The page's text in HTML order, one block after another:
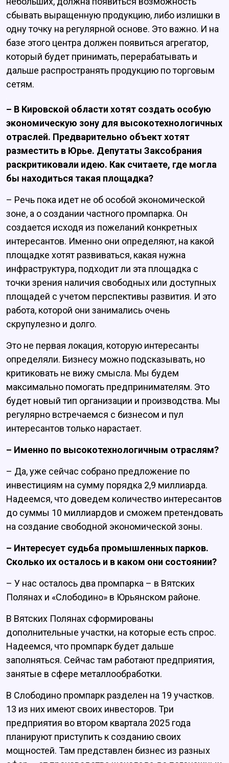
сбывать выращенную продукцию, либо излишки в
одну точку на регулярной основе. Это важно. И на
базе этого центра должен появиться агрегатор,
который будет принимать, перерабатывать и
дальше распространять продукцию по торговым
сетям.
– В Кировской области хотят создать особую
экономическую зону для высокотехнологичных
отраслей. Предварительно объект хотят
разместить в Юрье. Депутаты Заксобрания
раскритиковали идею. Как считаете, где могла
бы находиться такая площадка?
– Речь пока идет не об особой экономической
зоне, а о создании частного промпарка. Он
создается исходя из пожеланий конкретных
интересантов. Именно они определяют, на какой
площадке хотят развиваться, какая нужна
инфраструктура, подходит ли эта площадка с
точки зрения наличия свободных или доступных
площадей с учетом перспективы развития. И это
работа, которой они занимались очень
скрупулезно и долго.
Это не первая локация, которую интересанты
определяли. Бизнесу можно подсказывать, но
критиковать не вижу смысла. Мы будем
максимально помогать предпринимателям. Это
будет новый тип организации и производства. Мы
регулярно встречаемся с бизнесом и пул
интересантов только нарастает.
– Именно по высокотехнологичным отраслям?
– Да, уже сейчас собрано предложение по
инвестициям на сумму порядка 2,9 миллиарда.
Надеемся, что доведем количество интересантов
до суммы 10 миллиардов и сможем претендовать
на создание свободной экономической зоны.
– Интересует судьба промышленных парков.
Сколько их осталось и в каком они состоянии?
– У нас осталось два промпарка – в Вятских
Полянах и «Слободино» в Юрьянском районе.
В Вятских Полянах сформированы
дополнительные участки, на которые есть спрос.
Надеемся, что промпарк будет дальше
заполняться. Сейчас там работают предприятия,
занятые в сфере металлообработки.
В Слободино промпарк разделен на 19 участков.
13 из них имеют своих инвесторов. Три
предприятия во втором квартала 2025 года
планируют приступить к созданию своих
мощностей. Там представлен бизнес из разных